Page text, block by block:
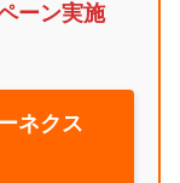
ーン実施
ネクス